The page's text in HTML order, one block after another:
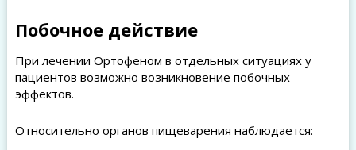
Побочное действие
При лечении Ортофеном в отдельных ситуациях у
пациентов возможно возникновение побочных
эффектов.
Относительно органов пищеварения наблюдается: